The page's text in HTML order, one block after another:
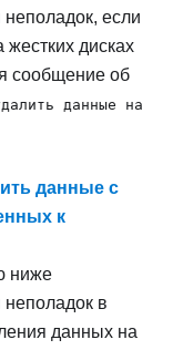
если
дисках
сообщение об
данные на
данные с
к
ниже
в
данных на